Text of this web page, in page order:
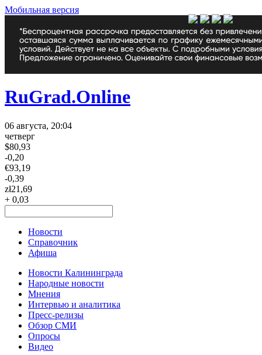
Мобильная версия
RuGrad.Online
06 августа, 20:04
четверг
$80,93
-0,20
€93,19
-0,39
zł21,69
+ 0,03
Новости
Справочник
Афиша
Новости Калининграда
Народные новости
Мнения
Интервью и аналитика
Пресс-релизы
Обзор СМИ
Опросы
Видео